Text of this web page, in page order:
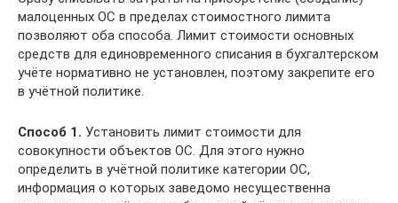
малоценных ОС в пределах стоимостного лимита
позволяют оба способа. Лимит стоимости основных
средств для единовременного списания в бухгалтерском
учёте нормативно не установлен, поэтому закрепите его
в учётной политике.
Способ 1. Установить лимит стоимости для
совокупности объектов ОС. Для этого нужно
определить в учётной политике категории ОС,
информация о которых заведомо несущественна